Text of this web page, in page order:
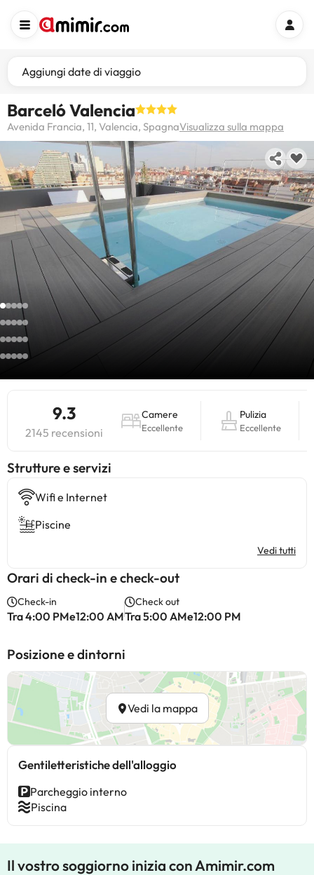
Aggiungi date di viaggio
Barceló Valencia
Avenida Francia, 11, Valencia, SpagnaVisualizza sulla mappa
9.3
2145 recensioni
Camere
Eccellente
Pulizia
Eccellente
​Strutture e servizi
Wifi e Internet
Piscine
Vedi tutti
Orari di check-in e check-out
Check-in
Tra 4:00 PMe12:00 AM
Check out
Tra 5:00 AMe12:00 PM
Posizione e dintorni
Vedi la mappa
Gentiletteristiche dell'alloggio
Parcheggio interno
Piscina
Il vostro soggiorno inizia con Amimir.com